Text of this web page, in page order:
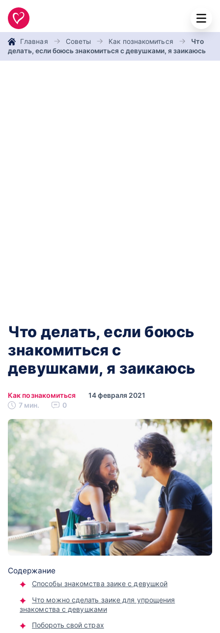
Главная Советы Как познакомиться
Что
делать, если боюсь знакомиться с девушками, я заикаюсь
Что делать, если боюсь
знакомиться с
девушками, я заикаюсь
Как познакомиться
14 февраля 2021
7 мин.
0
Содержание
Способы знакомства заике с девушкой
Что можно сделать заике для упрощения
знакомства с девушками
Побороть свой страх